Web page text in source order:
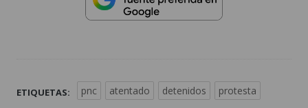
ETIQUETAS: pnc atentado detenidos protesta